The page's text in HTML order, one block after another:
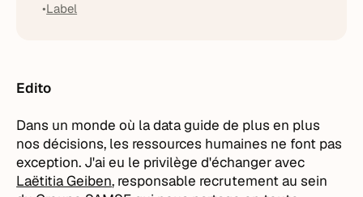
Label
Edito
Dans un monde où la data guide de plus en plus
nos décisions, les ressources humaines ne font pas
exception. J'ai eu le privilège d'échanger avec
Laëtitia Geiben, responsable recrutement au sein